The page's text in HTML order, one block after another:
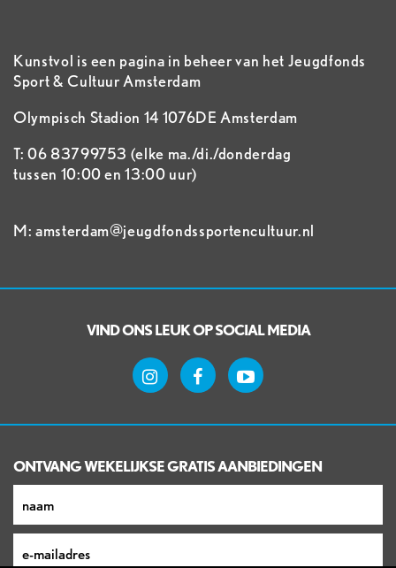
Kunstvol is een pagina in beheer van het Jeugdfonds
Sport & Cultuur Amsterdam
Olympisch Stadion 14 1076DE Amsterdam
T: 06 83799753 (elke ma./di./donderdag
tussen 10:00 en 13:00 uur)
M: amsterdam@jeugdfondssportencultuur.nl
VIND ONS LEUK OP SOCIAL MEDIA
ONTVANG WEKELIJKSE GRATIS AANBIEDINGEN